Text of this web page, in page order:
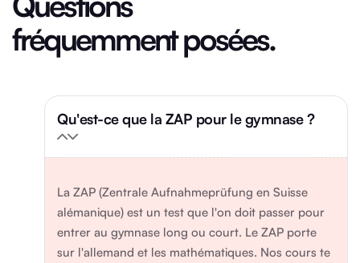
fréquemment posées.
Qu'est-ce que la ZAP pour le gymnase ?
La ZAP (Zentrale Aufnahmeprüfung en Suisse
alémanique) est un test que l'on doit passer pour
entrer au gymnase long ou court. Le ZAP porte
sur l'allemand et les mathématiques. Nos cours te